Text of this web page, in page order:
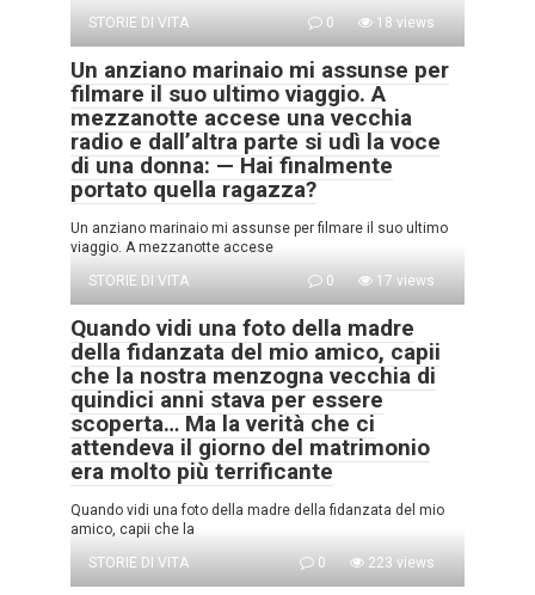
STORIE DI VITA
0 18 views
Un anziano marinaio mi assunse per
filmare il suo ultimo viaggio. A
mezzanotte accese una vecchia
radio e dall’altra parte si udì la voce
di una donna: — Hai finalmente
portato quella ragazza?
Un anziano marinaio mi assunse per filmare il suo ultimo
viaggio. A mezzanotte accese
STORIE DI VITA
0 17 views
Quando vidi una foto della madre
della fidanzata del mio amico, capii
che la nostra menzogna vecchia di
quindici anni stava per essere
scoperta… Ma la verità che ci
attendeva il giorno del matrimonio
era molto più terrificante
Quando vidi una foto della madre della fidanzata del mio
amico, capii che la
STORIE DI VITA
0 223 views